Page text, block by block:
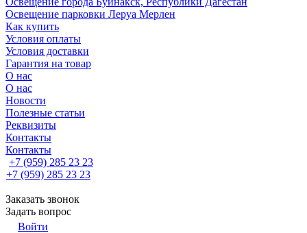
Освещение парковки Леруа Мерлен
Как купить
Условия оплаты
Условия доставки
Гарантия на товар
О нас
О нас
Новости
Полезные статьи
Реквизиты
Контакты
Контакты
+7 (959) 285 23 23
+7 (959) 285 23 23
Заказать звонок
Задать вопрос
Войти